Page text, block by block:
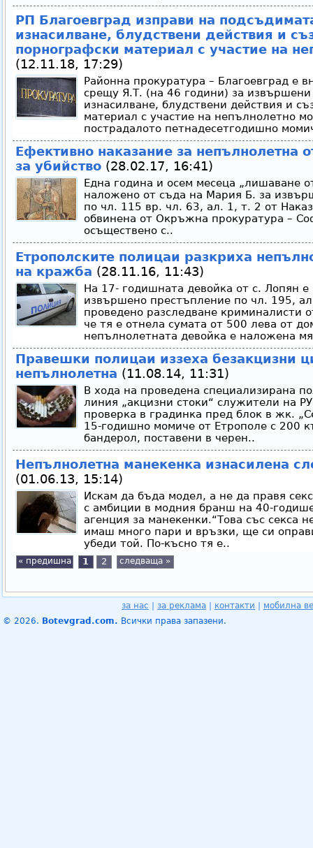
РП Благоевград изправи на
изнасилване, блудствени действия и
порнографски материал с участие на
(12.11.18, 17:29)
Районна прокуратура – Благоевград е
срещу Я.Т. (на 46 години) за извършени
изнасилване, блудствени действия и
материал с участие на непълнолетно
пострадалото петнадесетгодишно
Ефективно наказание за непълнолетна
за убийство(28.02.17, 16:41)
Една година и осем месеца „лишаване
наложено от съда на Мария Б. за
по чл. 115 вр. чл. 63, ал. 1, т. 2 от
обвинена от Окръжна прокуратура –
осъществено с..
Етрополските полицаи разкриха
на кражба (28.11.16, 11:43)
На 17- годишната девойка от с. Лопян е
извършено престъпление по чл. 195,
проведено разследване криминалисти
че тя е отнела сумата от 500 лева от
непълнолетната девойка е наложена
Правешки полицаи иззеха безакцизни
непълнолетна (11.08.14, 11:31)
В хода на проведена специализирана
линия „акцизни стоки“ служители на
проверка в градинка пред блок в жк.
15-годишно момиче от Етрополе с 200
бандерол, поставени в черен..
Непълнолетна манекенка изнасилена
(01.06.13, 15:14)
Искам да бъда модел, а не да правя
с амбиции в модния бранш на 40-
агенция за манекенки.“Това със секса
имаш много пари и връзки, ще си
убеди той. По-късно тя е..
« предишна 1 2 следваща »
за нас за реклама контакти
мобилна
© 2026. Botevgrad.com. Всички права запазени.